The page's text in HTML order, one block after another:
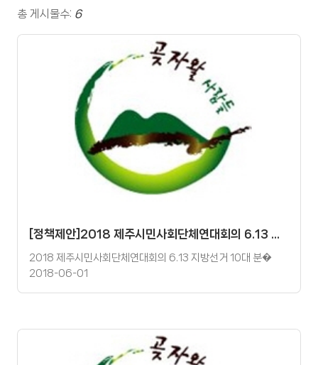
총 게시물수: 6
[정책제안]2018 제주시민사회단체연대회의 6.13 지방선거 10대 분야 정책제안
2018 제주시민사회단체연대회의 6.13 지방선거 10대 분�
2018-06-01